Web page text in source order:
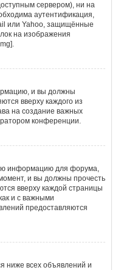
сервером), ни на
аутентификация,
или Yahoo, защищённые
на изображения
и вы должны
вверху каждого из
на создание важных
конференции.
информацию для форума,
и вы должны прочесть
вверху каждой страницы
и с важными
предоставляются
ниже всех объявлений и